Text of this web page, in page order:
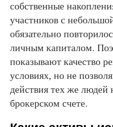
собственные
участников с
обязательно
личным капиталом.
показывают качество
условиях, но не
действия тех же людей
брокерском счете.